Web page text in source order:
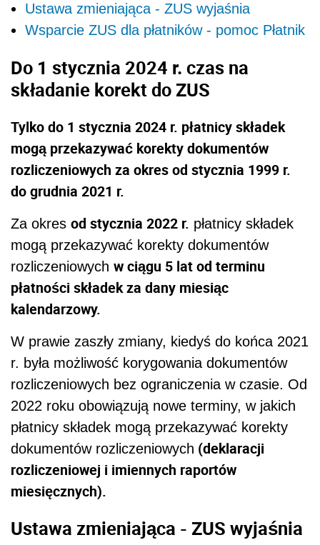
Ustawa zmieniająca - ZUS wyjaśnia
Wsparcie ZUS dla płatników - pomoc Płatnik
Do 1 stycznia 2024 r. czas na
składanie korekt do ZUS
Tylko do 1 stycznia 2024 r. płatnicy składek
mogą przekazywać korekty dokumentów
rozliczeniowych za okres od stycznia 1999 r.
do grudnia 2021 r.
Za okres od stycznia 2022 r. płatnicy składek
mogą przekazywać korekty dokumentów
rozliczeniowych w ciągu 5 lat od terminu
płatności składek za dany miesiąc
kalendarzowy.
W prawie zaszły zmiany, kiedyś do końca 2021
r. była możliwość korygowania dokumentów
rozliczeniowych bez ograniczenia w czasie. Od
2022 roku obowiązują nowe terminy, w jakich
płatnicy składek mogą przekazywać korekty
dokumentów rozliczeniowych (deklaracji
rozliczeniowej i imiennych raportów
miesięcznych).
Ustawa zmieniająca - ZUS wyjaśnia